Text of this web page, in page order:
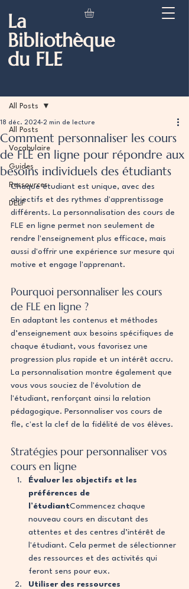
La
Bibliothèque
du FLE
All Posts
Vocabulaire
Guides
Ressources
DELF
All Posts
Comment personnaliser les cours
de FLE en ligne pour répondre aux
besoins individuels des étudiants
18 déc. 2024 2 min de lecture
Chaque étudiant est unique, avec des
objectifs et des rythmes d'apprentissage
différents. La personnalisation des cours de
FLE en ligne permet non seulement de
rendre l'enseignement plus efficace, mais
aussi d'offrir une expérience sur mesure qui
motive et engage l'apprenant.
Pourquoi personnaliser les cours
de FLE en ligne ?
En adaptant les contenus et méthodes
d’enseignement aux besoins spécifiques de
chaque étudiant, vous favorisez une
progression plus rapide et un intérêt accru.
La personnalisation montre également que
vous vous souciez de l'évolution de
l'étudiant, renforçant ainsi la relation
pédagogique. Personnaliser vos cours de
fle, c'est la clef de la fidélité de vos élèves.
Stratégies pour personnaliser vos
cours en ligne
Évaluer les objectifs et les
préférences de
l’étudiantCommencez chaque
nouveau cours en discutant des
attentes et des centres d’intérêt de
l'étudiant. Cela permet de sélectionner
des ressources et des activités qui
feront sens pour eux.
Utiliser des ressources